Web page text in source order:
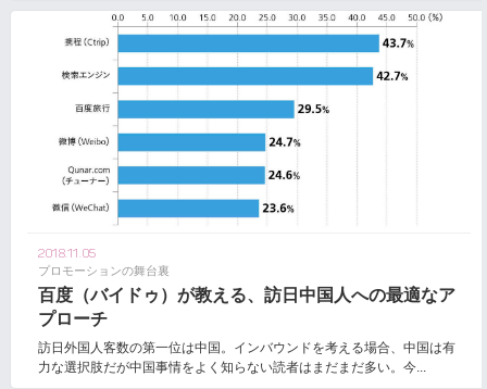
2018.11.05
プロモーションの舞台裏
百度（バイドゥ）が教える、訪日中国人への最適なア
プローチ
訪日外国人客数の第一位は中国。インバウンドを考える場合、中国は有
力な選択肢だが中国事情をよく知らない読者はまだまだ多い。今...